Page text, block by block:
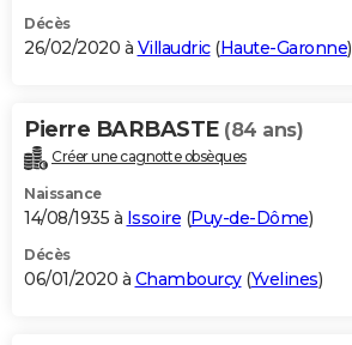
Décès
26/02/2020 à Villaudric(Haute-Garonne)
Pierre BARBASTE (84 ans)
Créer une cagnotte obsèques
Naissance
14/08/1935 à Issoire (Puy-de-Dôme)
Décès
06/01/2020 à Chambourcy(Yvelines)